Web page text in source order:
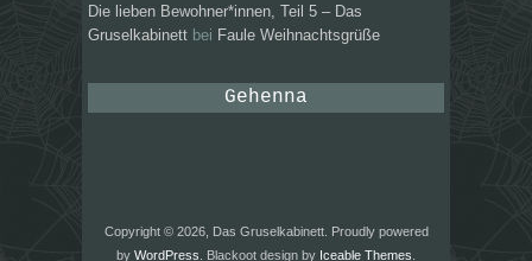
Die lieben Bewohner*innen, Teil 5 – Das
Gruselkabinett bei Faule Weihnachtsgrüße
Gehenna
Copyright © 2026, Das Gruselkabinett. Proudly powered
by WordPress . Blackoot design by Iceable Themes